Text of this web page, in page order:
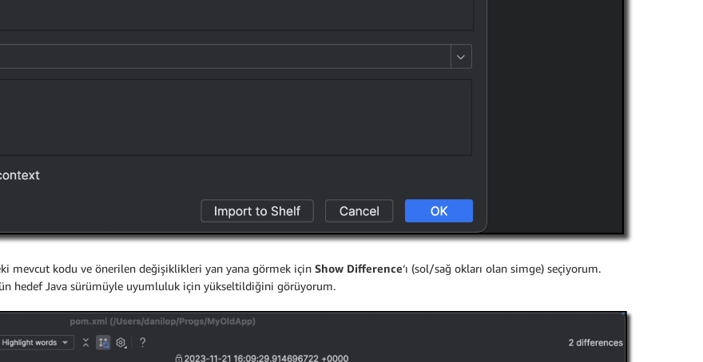
mevcut kodu ve önerilen değişiklikleri yan yana görmek için Show Difference‘ı (sol/sağ okları olan simge) seçiyorum.
hedef Java sürümüyle uyumluluk için yükseltildiğini görüyorum.